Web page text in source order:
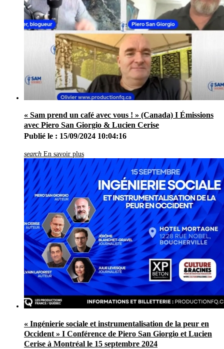
« Sam prend un café avec vous ! » (Canada) I Émissions
avec Piero San Giorgio & Lucien Cerise
Publié le : 15/09/2024 10:04:16
search En savoir plus
« Ingénierie sociale et instrumentalisation de la peur en
Occident » I Conférence de Piero San Giorgio et Lucien
Cerise à Montréal le 15 septembre 2024